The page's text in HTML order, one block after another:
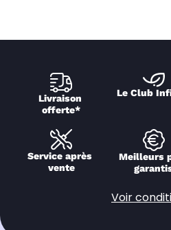
Livraison
offerte*
Le Club
Service après
vente
Meilleurs
Voir